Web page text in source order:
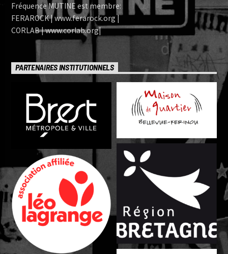
Fréquence MUTINE est membre:
FERAROCK | www.ferarock.org |
CORLAB | www.corlab.org|
PARTENAIRES INSTITUTIONNELS